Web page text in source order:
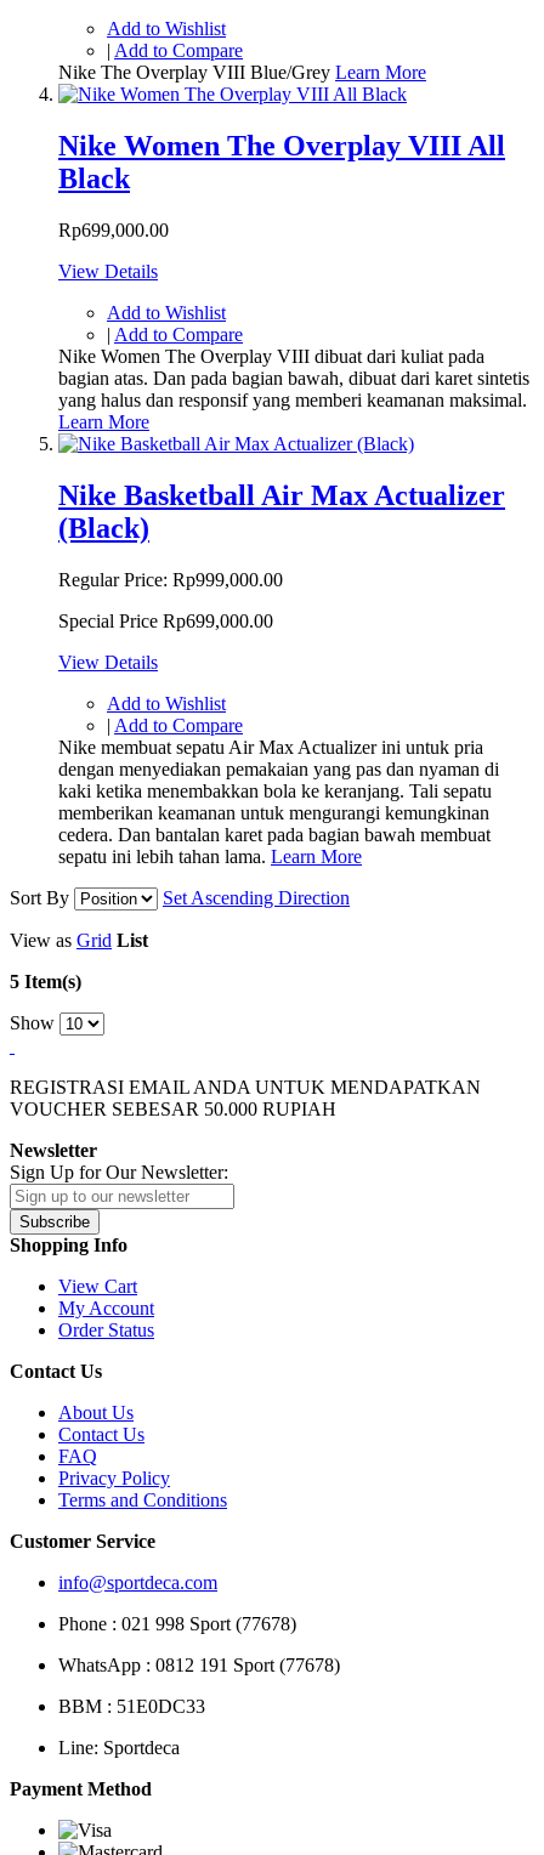
Add to Wishlist
| Add to Compare
Nike The Overplay VIII Blue/Grey Learn More
Nike Women The Overplay VIII All
Black
Rp699,000.00
View Details
Add to Wishlist
| Add to Compare
Nike Women The Overplay VIII dibuat dari kuliat pada
bagian atas. Dan pada bagian bawah, dibuat dari karet sintetis
yang halus dan responsif yang memberi keamanan maksimal.
Learn More
Nike Basketball Air Max Actualizer
(Black)
Regular Price: Rp999,000.00
Special Price Rp699,000.00
View Details
Add to Wishlist
| Add to Compare
Nike membuat sepatu Air Max Actualizer ini untuk pria
dengan menyediakan pemakaian yang pas dan nyaman di
kaki ketika menembakkan bola ke keranjang. Tali sepatu
memberikan keamanan untuk mengurangi kemungkinan
cedera. Dan bantalan karet pada bagian bawah membuat
sepatu ini lebih tahan lama. Learn More
Sort By
Set Ascending Direction
View as Grid List
5 Item(s)
Show
REGISTRASI EMAIL ANDA UNTUK MENDAPATKAN
VOUCHER SEBESAR 50.000 RUPIAH
Newsletter
Sign Up for Our Newsletter:
Subscribe
Shopping Info
View Cart
My Account
Order Status
Contact Us
About Us
Contact Us
FAQ
Privacy Policy
Terms and Conditions
Customer Service
info@sportdeca.com
Phone : 021 998 Sport (77678)
WhatsApp : 0812 191 Sport (77678)
BBM : 51E0DC33
Line: Sportdeca
Payment Method